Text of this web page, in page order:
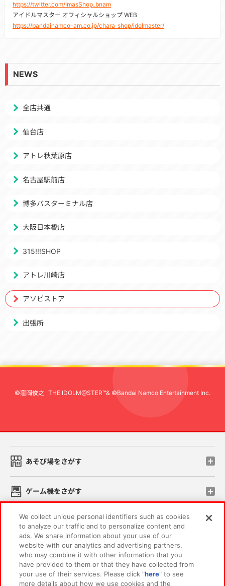
https://twitter.com/ImasShop_bnam
アイドルマスター オフィシャルショップ WEB
https://bandainamco-am.co.jp/chara_shop/idolmaster/
NEWS
全店共通
仙台店
アトレ秋葉原店
名古屋駅前店
博多バスターミナル店
大阪日本橋店
315!!!SHOP
アトレ川崎店
アソビストア
出張所
©窪岡俊之 THE IDOLM@STER™& ©Bandai Namco Entertainment Inc.
あそび場をさがす
ゲーム機をさがす
スマホ・PCであそぶ
イベント・キャンペーン
We collect unique personal identifiers such as cookies
to analyze our traffic and to personalize content and
ads. We share information about your use of our
website with our analytics and advertising partners,
who may combine it with other information that you
have provided to them or that they have collected from
your use of their services. Please click "here" to see
more details about how we use cookies and the